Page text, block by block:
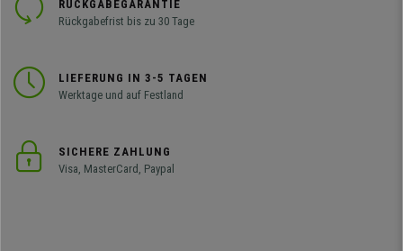
RÜCKGABEGARANTIE
Rückgabefrist bis zu 30 Tage
LIEFERUNG IN 3-5 TAGEN
Werktage und auf Festland
SICHERE ZAHLUNG
Visa, MasterCard, Paypal